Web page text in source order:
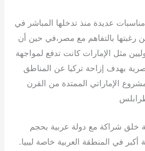
عديدة منذ تدخلها المباشر في
آواخر ٢٠١٩ عن رغبتها بالتفاهم مع مصر،في حين أن
مثل الإمارات كانت تدفع لمواجهة
بهدف إزاحة تركيا عن المناطق
الإماراتي الممتدة من القرن
خلق شراكة مع دولة عربية بحجم
في المنطقة العربية خاصة ليبيا.